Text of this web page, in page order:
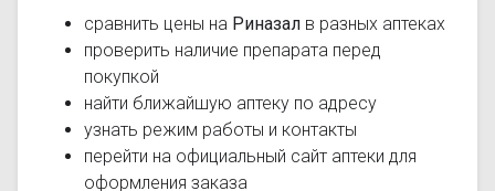
сравнить цены на Риназал в разных аптеках
проверить наличие препарата перед
покупкой
найти ближайшую аптеку по адресу
узнать режим работы и контакты
перейти на официальный сайт аптеки для
оформления заказа